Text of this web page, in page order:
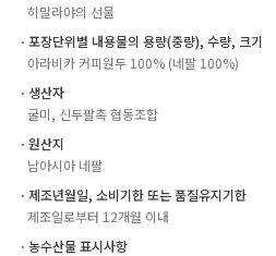
히말라야의 선물
ㆍ포장단위별 내용물의 용량(중량), 수량, 크기
아라비카 커피원두 100% (네팔 100%)
ㆍ생산자
굴미, 신두팔촉 협동조합
ㆍ원산지
남아시아 네팔
ㆍ제조년월일, 소비기한 또는 품질유지기한
제조일로부터 12개월 이내
ㆍ농수산물 표시사항